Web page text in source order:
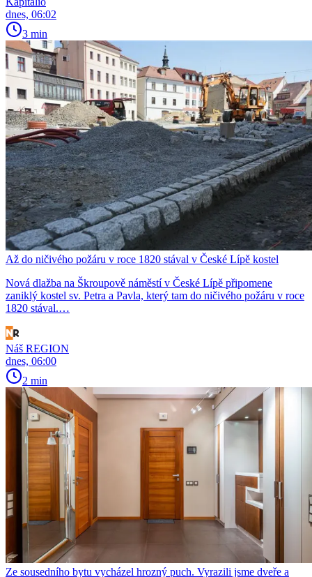
dnes, 06:02
3 min
Až do ničivého požáru v roce 1820 stával v České Lípě kostel
Nová dlažba na Škroupově náměstí v České Lípě připomene
zaniklý kostel sv. Petra a Pavla, který tam do ničivého požáru v roce
1820 stával.…
Náš REGION
dnes, 06:00
2 min
Ze sousedního bytu vycházel hrozný puch. Vyrazili jsme dveře a